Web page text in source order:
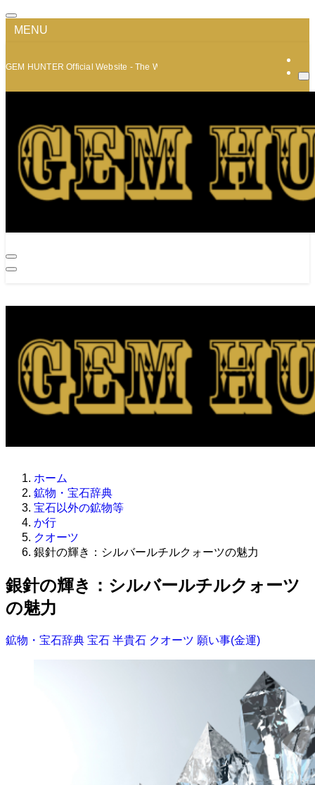
MENU
GEM HUNTER Official Website - The World of Minerals and Jewelry
ホーム
鉱物・宝石辞典
宝石以外の鉱物等
か行
クオーツ
銀針の輝き：シルバールチルクォーツの魅力
銀針の輝き：シルバールチルクォーツ
の魅力
鉱物・宝石辞典 宝石 半貴石 クオーツ 願い事(金運)